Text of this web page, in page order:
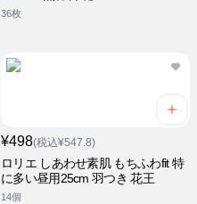
36枚
¥498(税込¥547.8)
ロリエ しあわせ素肌 もちふわfit 特
に多い昼用25cm 羽つき 花王
14個